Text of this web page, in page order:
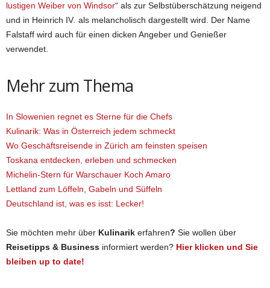
lustigen Weiber von Windsor“ als zur Selbstüberschätzung neigend
und in Heinrich IV. als melancholisch dargestellt wird. Der Name
Falstaff wird auch für einen dicken Angeber und Genießer
verwendet.
Mehr zum Thema
In Slowenien regnet es Sterne für die Chefs
Kulinarik: Was in Österreich jedem schmeckt
Wo Geschäftsreisende in Zürich am feinsten speisen
Toskana entdecken, erleben und schmecken
Michelin-Stern für Warschauer Koch Amaro
Lettland zum Löffeln, Gabeln und Süffeln
Deutschland ist, was es isst: Lecker!
Sie möchten mehr über Kulinarik erfahren? Sie wollen über
Reisetipps & Business informiert werden? Hier klicken und Sie
bleiben up to date!